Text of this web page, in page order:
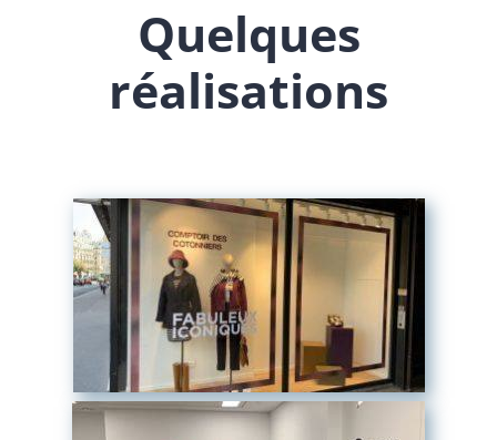
Quelques
réalisations